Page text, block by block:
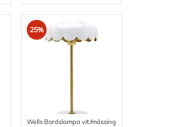
25%
Wells Bordslampa vit/mässing